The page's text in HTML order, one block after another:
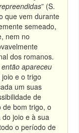
” (S.
que vem durante
semeado,
nem no
dos romanos.
apareceu
e o trigo
um suas
de
de bom trigo, o
joio e à sua
o período de